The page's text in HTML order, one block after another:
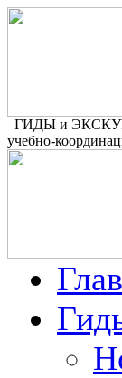
ГИДЫ и
учебно-